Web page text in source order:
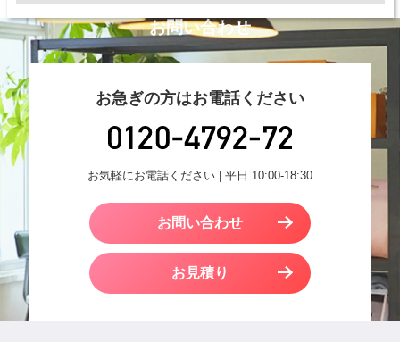
お問い合わせ
お急ぎの方はお電話ください
お気軽にお電話ください | 平日 10:00-18:30
お問い合わせ
お見積り